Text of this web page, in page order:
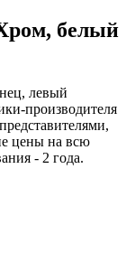
белый
левый
производителя
цены на всю
- 2 года.